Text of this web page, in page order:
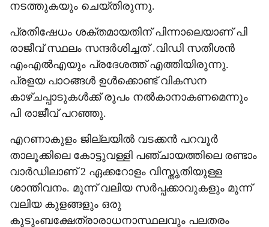
നടത്തുകയും ചെയ്തിരുന്നു.
പ്രതിഷേധം ശക്തമായതിന് പിന്നാലെയാണ് പി
രാജീവ് സ്ഥലം സന്ദര്‍ശിച്ചത് .വിഡി സതീശന്‍
എംഎല്‍എയും പ്രദേശത്ത് എത്തിയിരുന്നു.
പ്രളയ പാഠങ്ങള്‍ ഉള്‍ക്കൊണ്ട് വികസന
കാഴ്ചപ്പാടുകള്‍ക്ക് രൂപം നല്‍കാനാകണമെന്നും
പി രാജീവ് പറഞ്ഞു.
എറണാകുളം ജില്ലയില്‍ വടക്കന്‍ പറവൂര്‍
താലൂക്കിലെ കോട്ടുവള്ളി പഞ്ചായത്തിലെ രണ്ടാം
വാര്‍ഡിലാണ് 2 ഏക്കറോളം വിസ്തൃതിയുള്ള
ശാന്തിവനം. മൂന്ന് വലിയ സര്‍പ്പക്കാവുകളും മൂന്ന്
വലിയ കുളങ്ങളും ഒരു
കുടുംബക്ഷേത്രാരാധനാസ്ഥലവും പലതരം